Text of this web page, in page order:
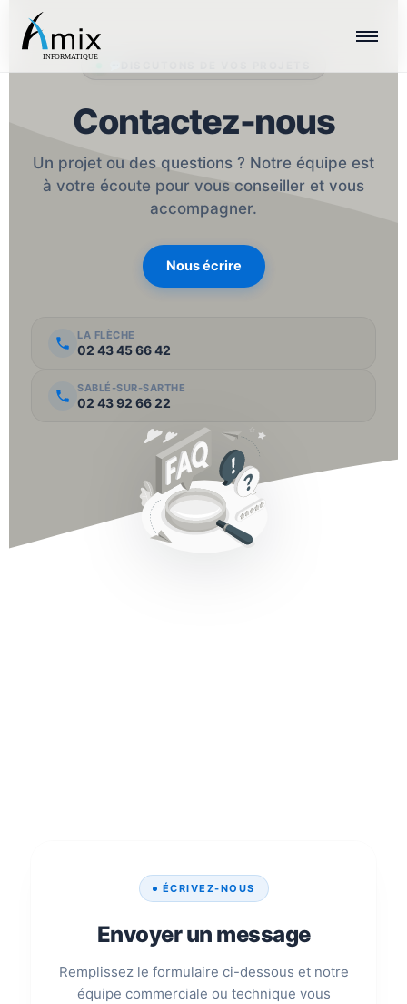
contenu
Contactez-nous
Un projet ou des questions ? Notre équipe est
à votre écoute pour vous conseiller et vous
accompagner.
Nous écrire
LA FLÈCHE
02 43 45 66 42
SABLÉ-SUR-SARTHE
02 43 92 66 22
ÉCRIVEZ-NOUS
Envoyer un message
Remplissez le formulaire ci-dessous et notre
équipe commerciale ou technique vous